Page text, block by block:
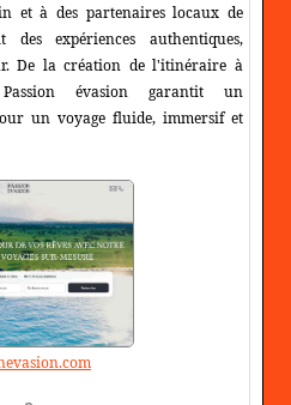
et à des partenaires locaux de
des expériences authentiques,
De la création de l'itinéraire à
évasion garantit un
un voyage fluide, immersif et